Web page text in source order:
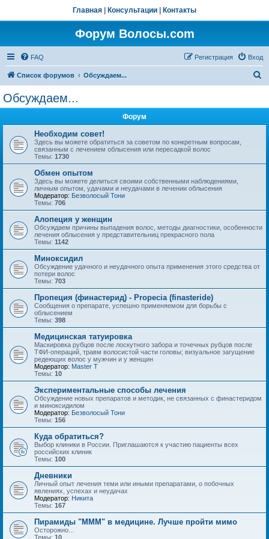
Главная Консультации Контакты
Форум Волосы.com
FAQ Вход
Регистрация
Список форумов Обсуждаем...
Обсуждаем...
Форум
Необходим совет!
Здесь вы можете обратиться за советом по конкретным вопросам,
связанным с лечением облысения или пересадкой волос
Темы: 1730
Обмен опытом
Здесь вы можете делиться своими собственными наблюдениями,
личным опытом, удачами и неудачами в лечении облысения
Модератор: Безволосый Тони
Темы: 706
Алопеция у женщин
Обсуждаем причины выпадения волос, методы диагностики, особенности
лечения облысения у представительниц прекрасного пола
Темы: 1142
Миноксидил
Обсуждение удачного и неудачного опыта применения этого средства от
потери волос
Темы: 703
Пропеция (финастерид) - Propecia (finasteride)
Сообщения о препарате, успешно применяемом для борьбы с
облысением
Темы: 398
Медицинская татуировка
Маскировка рубцов после лоскутного забора и точечных рубцов после
ТФИ-операций, травм волосистой части головы; визуальное загущение
редеющих волос у мужчин и у женщин
Модератор: Master T
Темы: 10
Экспериментальные способы лечения
Обсуждение новых препаратов и методик, не связанных с финастеридом
и миноксидилом
Модератор: Безволосый Тони
Темы: 156
Куда обратиться?
Выбор клиники в России. Приглашаются к участию пациенты всех
российских клиник
Темы: 100
Дневники
Личный опыт лечения теми или иными препаратами, о побочных
явлениях, успехах и неудачах
Модератор: Hикита
Темы: 167
Пирамиды "МММ" в медицине. Лучше пройти мимо
Осторожно...
Темы: 10